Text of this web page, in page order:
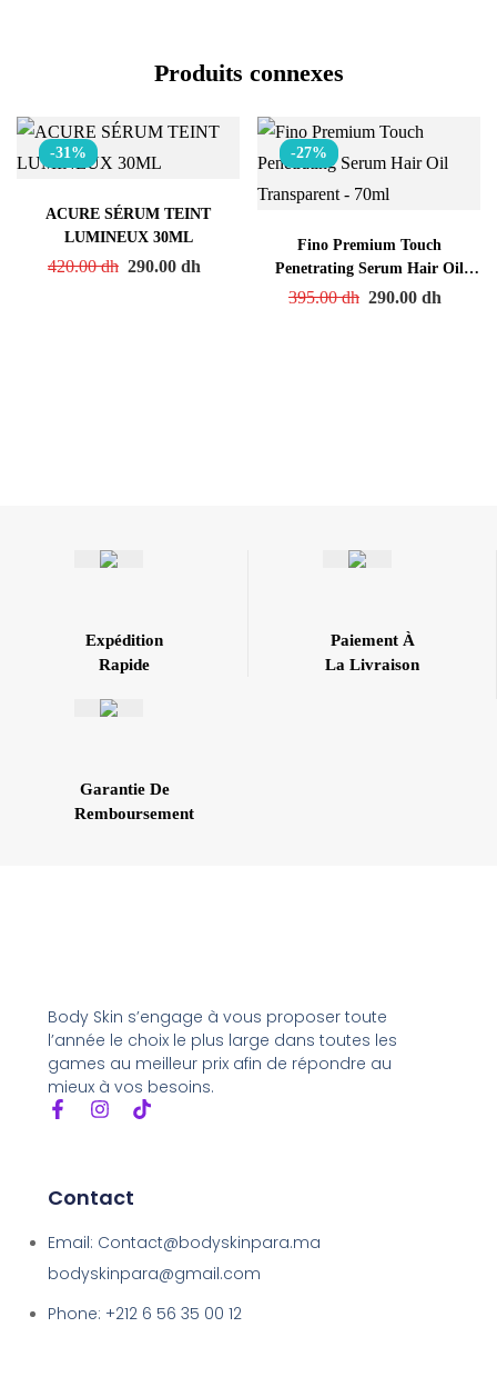
Produits connexes
-31%
ACURE SÉRUM TEINT
LUMINEUX 30ML
420.00dh 290.00 dh
-27%
Fino Premium Touch
Penetrating Serum Hair Oil
Transparent – 70ml
395.00dh 290.00 dh
Paiement À
La Livraison
Expédition
Rapide
Garantie De
Remboursement
Body Skin s’engage à vous proposer toute
l’année le choix le plus large dans toutes les
games au meilleur prix afin de répondre au
mieux à vos besoins.
Contact
Email: Contact@bodyskinpara.ma
bodyskinpara@gmail.com
Phone: +212 6 56 35 00 12